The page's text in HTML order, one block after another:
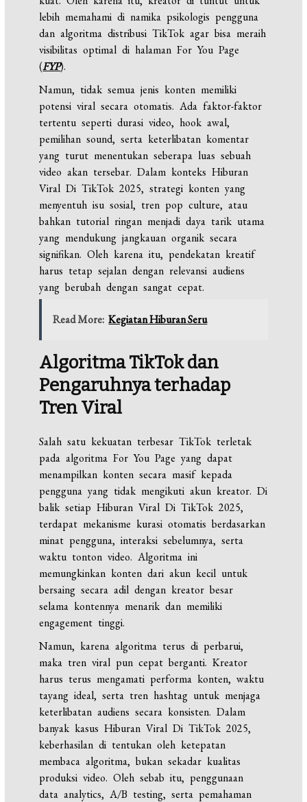
lebih memahami di namika psikologis pengguna
dan algoritma distribusi TikTok agar bisa meraih
visibilitas optimal di halaman For You Page
(FYP).
Namun, tidak semua jenis konten memiliki
potensi viral secara otomatis. Ada faktor-faktor
tertentu seperti durasi video, hook awal,
pemilihan sound, serta keterlibatan komentar
yang turut menentukan seberapa luas sebuah
video akan tersebar. Dalam konteks Hiburan
Viral Di TikTok 2025, strategi konten yang
menyentuh isu sosial, tren pop culture, atau
bahkan tutorial ringan menjadi daya tarik utama
yang mendukung jangkauan organik secara
signifikan. Oleh karena itu, pendekatan kreatif
harus tetap sejalan dengan relevansi audiens
yang berubah dengan sangat cepat.
Read More: Kegiatan Hiburan Seru
Algoritma TikTok dan
Pengaruhnya terhadap
Tren Viral
Salah satu kekuatan terbesar TikTok terletak
pada algoritma For You Page yang dapat
menampilkan konten secara masif kepada
pengguna yang tidak mengikuti akun kreator. Di
balik setiap Hiburan Viral Di TikTok 2025,
terdapat mekanisme kurasi otomatis berdasarkan
minat pengguna, interaksi sebelumnya, serta
waktu tonton video. Algoritma ini
memungkinkan konten dari akun kecil untuk
bersaing secara adil dengan kreator besar
selama kontennya menarik dan memiliki
engagement tinggi.
Namun, karena algoritma terus di perbarui,
maka tren viral pun cepat berganti. Kreator
harus terus mengamati performa konten, waktu
tayang ideal, serta tren hashtag untuk menjaga
keterlibatan audiens secara konsisten. Dalam
banyak kasus Hiburan Viral Di TikTok 2025,
keberhasilan di tentukan oleh ketepatan
membaca algoritma, bukan sekadar kualitas
produksi video. Oleh sebab itu, penggunaan
data analytics, A/B testing, serta pemahaman